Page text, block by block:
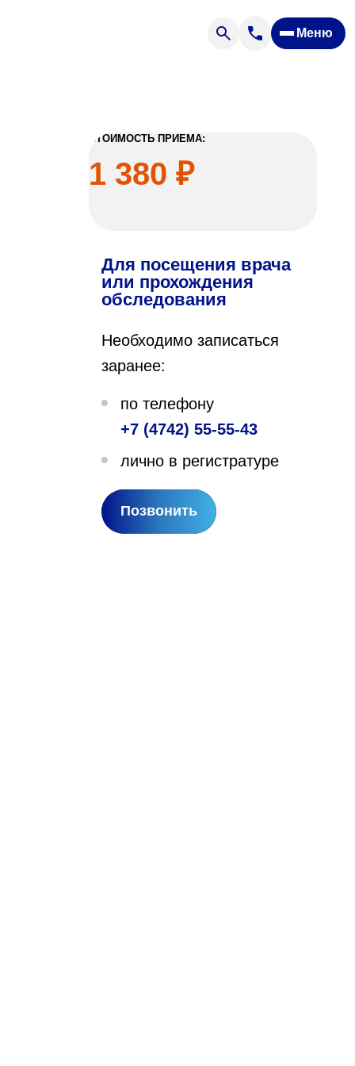
Меню
«Парус»
СТОИМОСТЬ ПРИЕМА:
1 380 ₽
Для посещения врача
или прохождения
обследования
Необходимо записаться
заранее:
по телефону
+7 (4742) 55-55-43
лично в регистратуре
Позвонить